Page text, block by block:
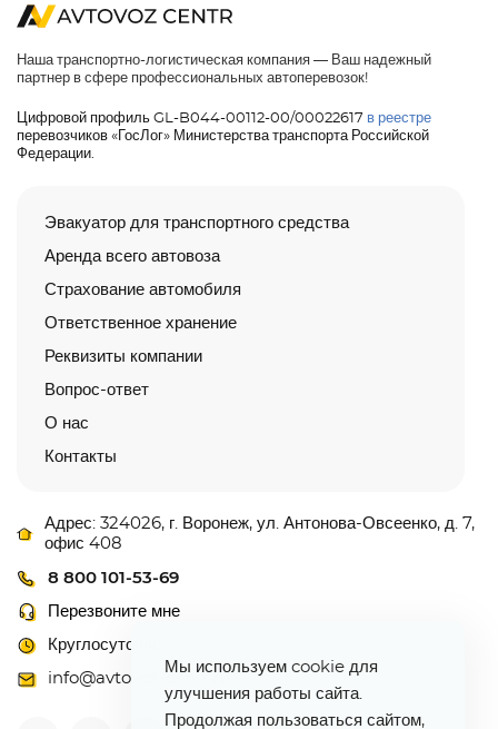
Наша транспортно-логистическая компания — Ваш надежный
партнер в сфере профессиональных автоперевозок!
Цифровой профиль GL-B044-00112-00/00022617 в реестре
перевозчиков «ГосЛог» Министерства транспорта Российской
Федерации.
Эвакуатор для транспортного средства
Аренда всего автовоза
Страхование автомобиля
Ответственное хранение
Реквизиты компании
Вопрос-ответ
О нас
Контакты
Адрес: 324026, г. Воронеж, ул. Антонова-Овсеенко, д. 7,
офис 408
8 800 101-53-69
Перезвоните мне
Круглосуточно
info@avtovoz-centr.ru
Мы используем cookie для
улучшения работы сайта.
Продолжая пользоваться сайтом,